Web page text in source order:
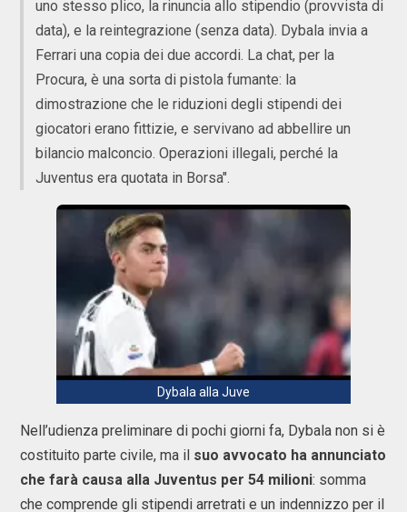
uno stesso plico, la rinuncia allo stipendio (provvista di
data), e la reintegrazione (senza data). Dybala invia a
Ferrari una copia dei due accordi. La chat, per la
Procura, è una sorta di pistola fumante: la
dimostrazione che le riduzioni degli stipendi dei
giocatori erano fittizie, e servivano ad abbellire un
bilancio malconcio. Operazioni illegali, perché la
Juventus era quotata in Borsa".
Dybala alla Juve
Nell’udienza preliminare di pochi giorni fa, Dybala non si è
costituito parte civile, ma il suo avvocato ha annunciato
che farà causa alla Juventus per 54 milioni: somma
che comprende gli stipendi arretrati e un indennizzo per il